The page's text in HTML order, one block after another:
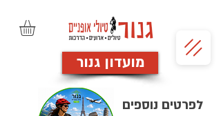
מועדון גנור
לפרטים נוספים